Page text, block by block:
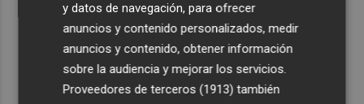
Recibe toda la actualidad de
y datos de navegación, para ofrecer
anuncios y contenido personalizados, medir
anuncios y contenido, obtener información
sobre la audiencia y mejorar los servicios.
Proveedores de terceros (1913) también